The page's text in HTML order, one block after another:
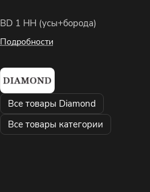
BD 1 HH (усы+борода)
Подробности
Все товары Diamond
Все товары категории